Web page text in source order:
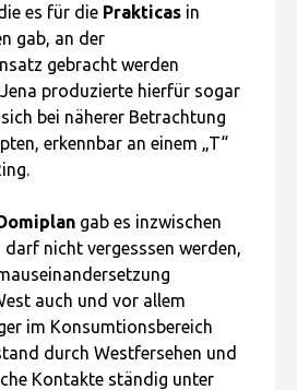
es für die Prakticas in
gab, an der
gebracht werden
produzierte hierfür sogar
bei näherer Betrachtung
erkennbar an einem „T“
gab es inzwischen
darf nicht vergesssen werden,
auch und vor allem
im Konsumtionsbereich
durch Westfersehen und
Kontakte ständig unter